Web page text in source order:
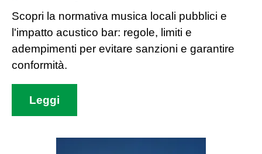
Scopri la normativa musica locali pubblici e
l'impatto acustico bar: regole, limiti e
adempimenti per evitare sanzioni e garantire
conformità.
Leggi